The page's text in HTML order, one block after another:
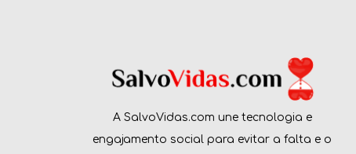
A SalvoVidas.com une tecnologia e
engajamento social para evitar a falta e o